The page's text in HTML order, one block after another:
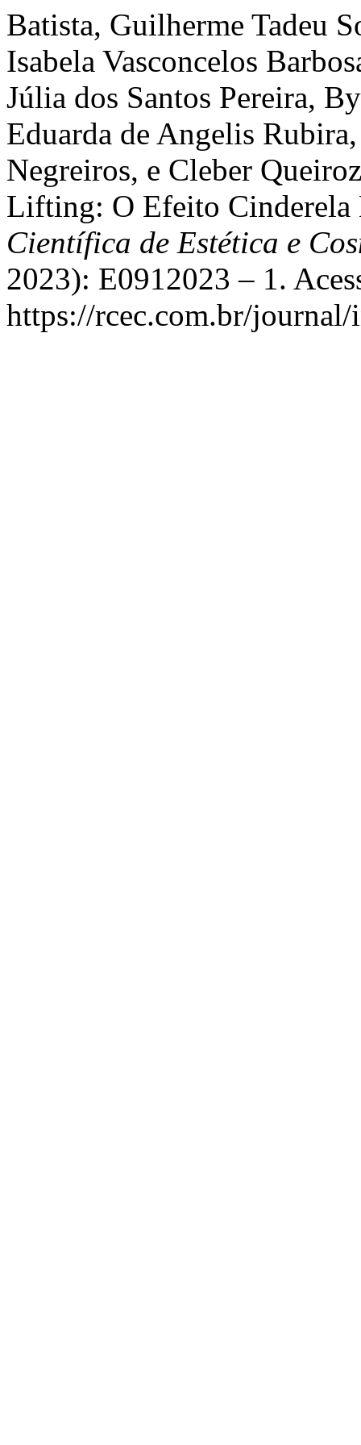
Batista, Guilherme Tadeu
Isabela Vasconcelos
Júlia dos Santos Pereira,
Eduarda de Angelis
Negreiros, e Cleber
Lifting: O Efeito Cinderela
Científica de Estética e
2023): E0912023 – 1.
https://rcec.com.br/